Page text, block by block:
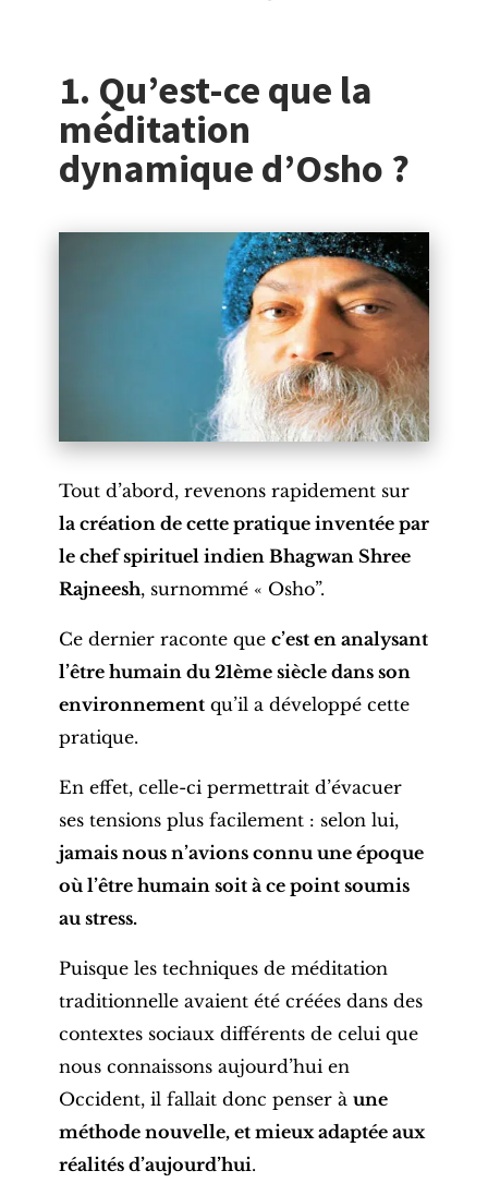
1. Qu’est-ce que la
méditation
dynamique d’Osho ?
Tout d’abord, revenons rapidement sur
la création de cette pratique inventée par
le chef spirituel indien Bhagwan Shree
Rajneesh, surnommé « Osho”.
Ce dernier raconte que c’est en analysant
l’être humain du 21ème siècle dans son
environnementqu’il a développé cette
pratique.
En effet, celle-ci permettrait d’évacuer
ses tensions plus facilement : selon lui,
jamais nous n’avions connu une époque
où l’être humain soit à ce point soumis
au stress.
Puisque les techniques de méditation
traditionnelle avaient été créées dans des
contextes sociaux différents de celui que
nous connaissons aujourd’hui en
Occident, il fallait donc penser à une
méthode nouvelle, et mieux adaptée aux
réalités d’aujourd’hui.